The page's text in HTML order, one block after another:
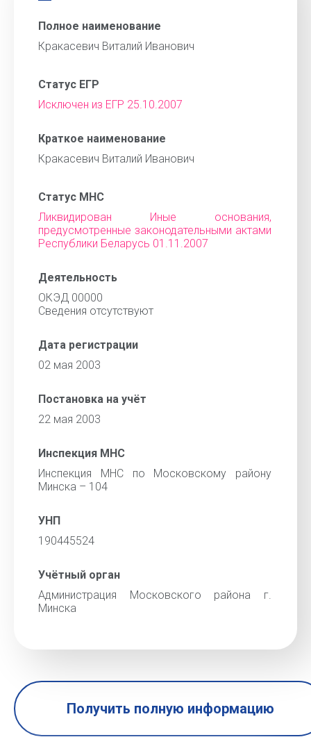
Полное наименование
Кракасевич Виталий Иванович
Статус ЕГР
Исключен из ЕГР 25.10.2007
Краткое наименование
Кракасевич Виталий Иванович
Статус МНС
Ликвидирован Иные основания,
предусмотренные законодательными актами
Республики Беларусь 01.11.2007
Деятельность
ОКЭД 00000
Cведения отсутствуют
Дата регистрации
02 мая 2003
Постановка на учёт
22 мая 2003
Инспекция МНС
Инспекция МНС по Московскому району
Минска – 104
УНП
190445524
Учётный орган
Администрация Московского района г.
Минска
Получить полную информацию